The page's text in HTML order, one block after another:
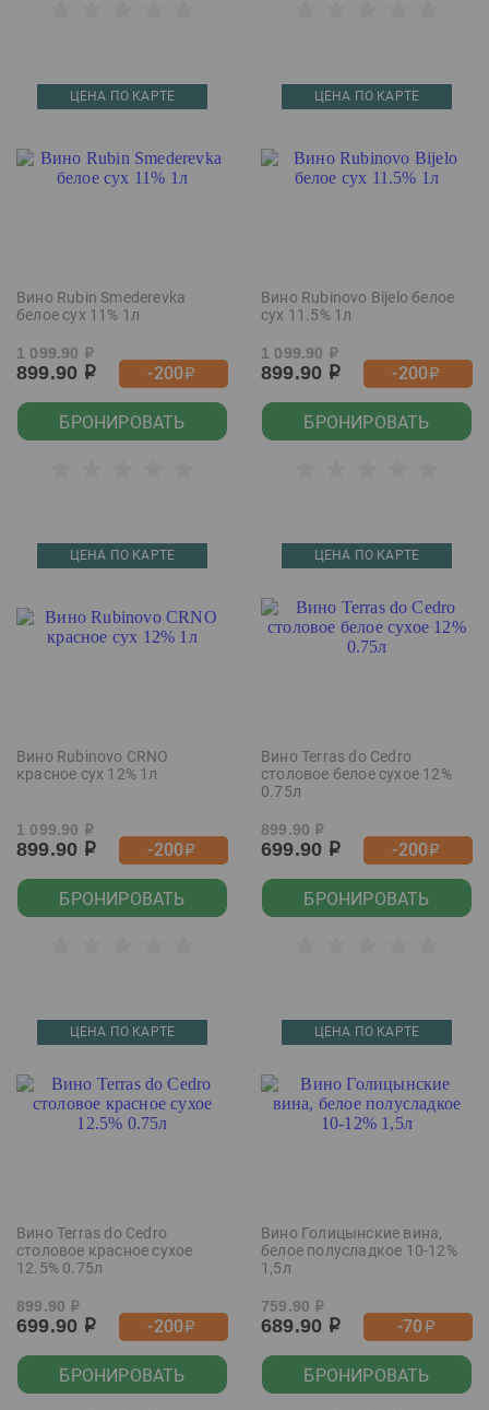
ЦЕНА ПО КАРТЕ
Вино Rubin Smederevka
белое сух 11% 1л
1 099.90 р
899.90 р -200р
БРОНИРОВАТЬ
ЦЕНА ПО КАРТЕ
Вино Rubinovo Bijelo белое
сух 11.5% 1л
1 099.90 р
899.90 р -200р
БРОНИРОВАТЬ
ЦЕНА ПО КАРТЕ
Вино Rubinovo CRNO
красное сух 12% 1л
1 099.90 р
899.90 р -200р
БРОНИРОВАТЬ
ЦЕНА ПО КАРТЕ
Вино Terras do Cedro
столовое белое сухое 12%
0.75л
899.90 р
699.90 р -200р
БРОНИРОВАТЬ
ЦЕНА ПО КАРТЕ
Вино Terras do Cedro
столовое красное сухое
12.5% 0.75л
899.90 р
699.90 р -200р
БРОНИРОВАТЬ
ЦЕНА ПО КАРТЕ
Вино Голицынские вина,
белое полусладкое 10-12%
1,5л
759.90 р
689.90 р -70р
БРОНИРОВАТЬ